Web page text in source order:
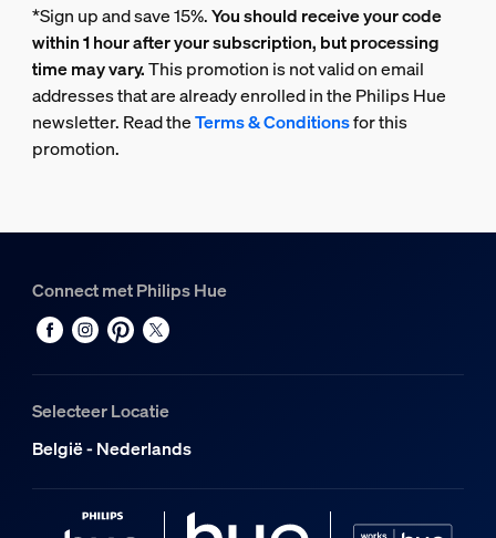
*Sign up and save 15%.You should receive your code
within 1 hour after your subscription, but processing
time may vary.This promotion is not valid on email
addresses that are already enrolled in the Philips Hue
newsletter. Read theTerms & Conditionsfor this
promotion.
Connect met Philips Hue
Selecteer Locatie
België - Nederlands